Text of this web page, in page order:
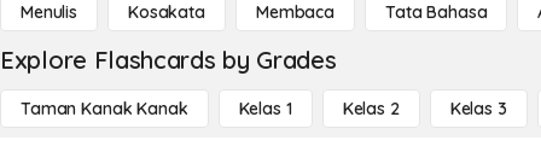
Menulis Kosakata Membaca Tata Bahasa
Explore Flashcards by Grades
Taman Kanak Kanak Kelas 1 Kelas 2 Kelas 3